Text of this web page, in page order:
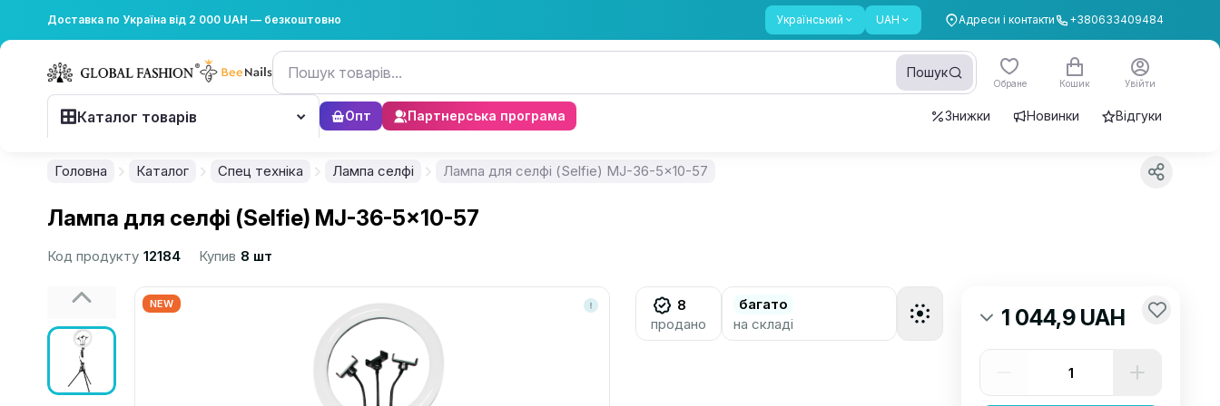
Доставка по Україна від 2 000 UAH — безкоштовно Український UAH Адреси і контакти +380633409484
Пошук
Обране Кошик Увійти
Каталог товарів Опт Партнерська програма Знижки Новинки Відгуки
Головна Каталог Спец техніка Лампа селфі Лампа для селфі (Selfie) MJ-36-5x10-57
Лампа для селфі (Selfie) MJ-36-5x10-57
Код продукту 12184 Купив 8 шт
NEW
8
продано
багато
на складі
1 044,9 UAH